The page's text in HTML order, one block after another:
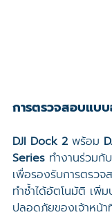
การตรวจสอบแบ
DJI Dock 2 พร้อม
Series ทำงานร่วมกับ
เพื่อรองรับการตรวจ
ทำซ้ำได้อัตโนมัติ เพิ่
ปลอดภัยของเจ้าหน้า